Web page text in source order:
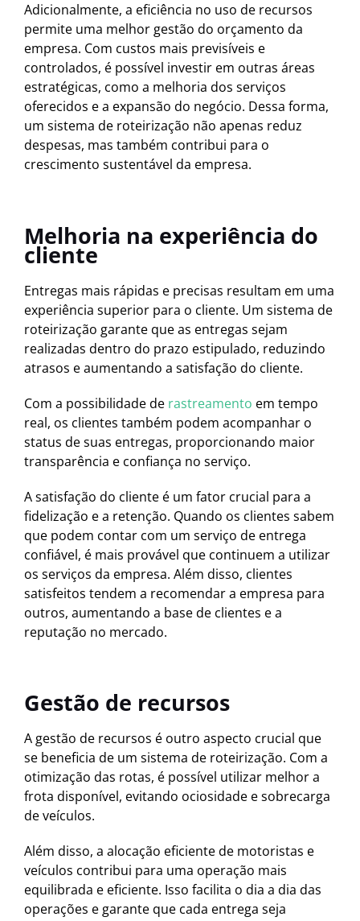
Adicionalmente, a eficiência no uso de recursos
permite uma melhor gestão do orçamento da
empresa. Com custos mais previsíveis e
controlados, é possível investir em outras áreas
estratégicas, como a melhoria dos serviços
oferecidos e a expansão do negócio. Dessa forma,
um sistema de roteirização não apenas reduz
despesas, mas também contribui para o
crescimento sustentável da empresa.
Melhoria na experiência do
cliente
Entregas mais rápidas e precisas resultam em uma
experiência superior para o cliente. Um sistema de
roteirização garante que as entregas sejam
realizadas dentro do prazo estipulado, reduzindo
atrasos e aumentando a satisfação do cliente.
Com a possibilidade de rastreamento em tempo
real, os clientes também podem acompanhar o
status de suas entregas, proporcionando maior
transparência e confiança no serviço.
A satisfação do cliente é um fator crucial para a
fidelização e a retenção. Quando os clientes sabem
que podem contar com um serviço de entrega
confiável, é mais provável que continuem a utilizar
os serviços da empresa. Além disso, clientes
satisfeitos tendem a recomendar a empresa para
outros, aumentando a base de clientes e a
reputação no mercado.
Gestão de recursos
A gestão de recursos é outro aspecto crucial que
se beneficia de um sistema de roteirização. Com a
otimização das rotas, é possível utilizar melhor a
frota disponível, evitando ociosidade e sobrecarga
de veículos.
Além disso, a alocação eficiente de motoristas e
veículos contribui para uma operação mais
equilibrada e eficiente. Isso facilita o dia a dia das
operações e garante que cada entrega seja